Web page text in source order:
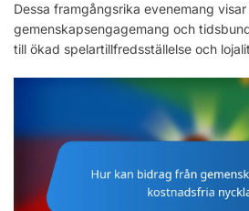
Dessa framgångsrika evenemang
gemenskapsengagemang och
till ökad spelartillfredsställelse och